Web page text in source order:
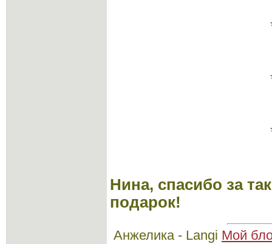
Нина, спасибо за
подарок!
Анжелика - Langi Мой